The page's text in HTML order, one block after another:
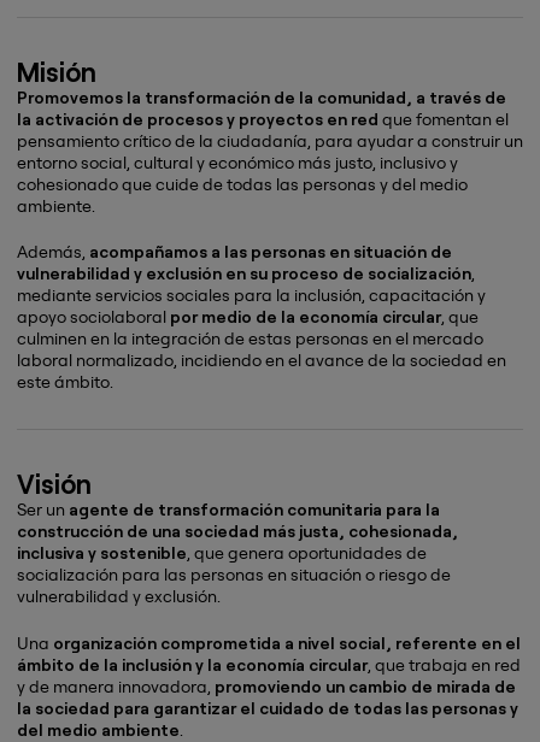
Misión
Promovemos la transformación de la comunidad, a través de
la activación de procesos y proyectos en red que fomentan el
pensamiento crítico de la ciudadanía, para ayudar a construir un
entorno social, cultural y económico más justo, inclusivo y
cohesionado que cuide de todas las personas y del medio
ambiente.
Además, acompañamos a las personas en situación de
vulnerabilidad y exclusión en su proceso de socialización,
mediante servicios sociales para la inclusión, capacitación y
apoyo sociolaboral por medio de la economía circular, que
culminen en la integración de estas personas en el mercado
laboral normalizado, incidiendo en el avance de la sociedad en
este ámbito.
Visión
Ser un agente de transformación comunitaria para la
construcción de una sociedad más justa, cohesionada,
inclusiva y sostenible, que genera oportunidades de
socialización para las personas en situación o riesgo de
vulnerabilidad y exclusión.
Una organización comprometida a nivel social, referente en el
ámbito de la inclusión y la economía circular, que trabaja en red
y de manera innovadora, promoviendo un cambio de mirada de
la sociedad para garantizar el cuidado de todas las personas y
del medio ambiente.